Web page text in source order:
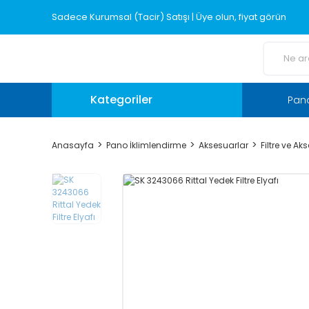
Sadece Kurumsal (Tacir) Satışı | Üye olun, fiyat görün
Kategoriler
Anasayfa Pano İklimlendirme Aksesuarlar Filtre ve